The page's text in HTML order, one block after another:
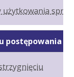
użytkowania
postępowania